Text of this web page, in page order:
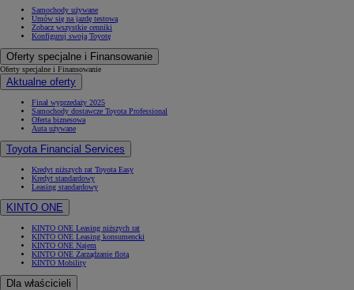
Samochody używane
Umów się na jazdę testową
Zobacz wszystkie cenniki
Konfiguruj swoją Toyotę
Oferty specjalne i Finansowanie
Oferty specjalne i Finansowanie
Aktualne oferty
Finał wyprzedaży 2025
Samochody dostawcze Toyota Professional
Oferta biznesowa
Auta używane
Toyota Financial Services
Kredyt niższych rat Toyota Easy
Kredyt standardowy
Leasing standardowy
KINTO ONE
KINTO ONE Leasing niższych rat
KINTO ONE Leasing konsumencki
KINTO ONE Najem
KINTO ONE Zarządzanie flotą
KINTO Mobility
Dla właścicieli